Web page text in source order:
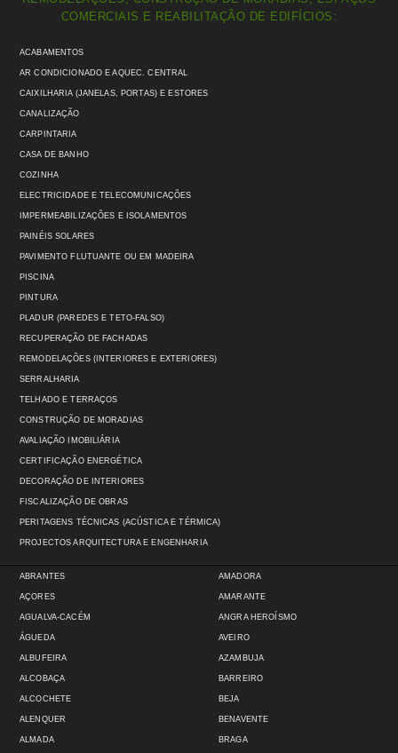
COMERCIAIS E REABILITAÇÃO DE EDIFÍCIOS:
ACABAMENTOS
AR CONDICIONADO E AQUEC. CENTRAL
CAIXILHARIA (JANELAS, PORTAS) E ESTORES
CANALIZAÇÃO
CARPINTARIA
CASA DE BANHO
COZINHA
ELECTRICIDADE E TELECOMUNICAÇÕES
IMPERMEABILIZAÇÕES E ISOLAMENTOS
PAINÉIS SOLARES
PAVIMENTO FLUTUANTE OU EM MADEIRA
PISCINA
PINTURA
PLADUR (PAREDES E TETO-FALSO)
RECUPERAÇÃO DE FACHADAS
REMODELAÇÕES (INTERIORES E EXTERIORES)
SERRALHARIA
TELHADO E TERRAÇOS
CONSTRUÇÃO DE MORADIAS
AVALIAÇÃO IMOBILIÁRIA
CERTIFICAÇÃO ENERGÉTICA
DECORAÇÃO DE INTERIORES
FISCALIZAÇÃO DE OBRAS
PERITAGENS TÉCNICAS (ACÚSTICA E TÉRMICA)
PROJECTOS ARQUITECTURA E ENGENHARIA
ABRANTES
AÇORES
AGUALVA-CACÉM
ÁGUEDA
ALBUFEIRA
ALCOBAÇA
ALCOCHETE
ALENQUER
ALMADA
AMADORA
AMARANTE
ANGRA HEROÍSMO
AVEIRO
AZAMBUJA
BARREIRO
BEJA
BENAVENTE
BRAGA